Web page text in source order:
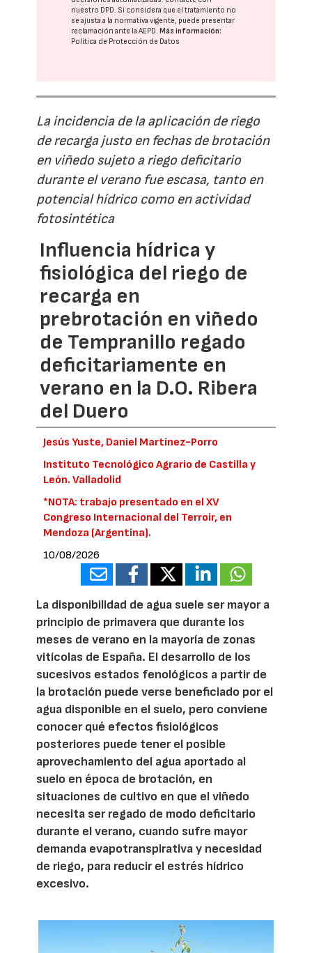
nuestro DPD. Si considera que el tratamiento no
se ajusta a la normativa vigente, puede presentar
reclamación ante laAEPD. Más información:
Política de Protección de Datos
La incidencia de la aplicación de riego
de recarga justo en fechas de brotación
en viñedo sujeto a riego deficitario
durante el verano fue escasa, tanto en
potencial hídrico como en actividad
fotosintética
Influencia hídrica y
fisiológica del riego de
recarga en
prebrotación en viñedo
de Tempranillo regado
deficitariamente en
verano en la D.O. Ribera
del Duero
Jesús Yuste, Daniel Martínez-Porro
Instituto Tecnológico Agrario de Castilla y
León. Valladolid
*NOTA: trabajo presentado en el XV
Congreso Internacional del Terroir, en
Mendoza (Argentina).
10/08/2026
La disponibilidad de agua suele ser mayor a
principio de primavera que durante los
meses de verano en la mayoría de zonas
vitícolas de España. El desarrollo de los
sucesivos estados fenológicos a partir de
la brotación puede verse beneficiado por el
agua disponible en el suelo, pero conviene
conocer qué efectos fisiológicos
posteriores puede tener el posible
aprovechamiento del agua aportado al
suelo en época de brotación, en
situaciones de cultivo en que el viñedo
necesita ser regado de modo deficitario
durante el verano, cuando sufre mayor
demanda evapotranspirativa y necesidad
de riego, para reducir el estrés hídrico
excesivo.